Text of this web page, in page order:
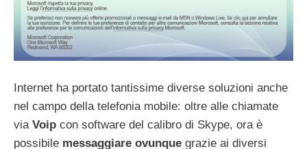
Internet ha portato tantissime diverse soluzioni anche
nel campo della telefonia mobile: oltre alle chiamate
via Voip con software del calibro di Skype, ora è
possibile messaggiare ovunque grazie ai diversi